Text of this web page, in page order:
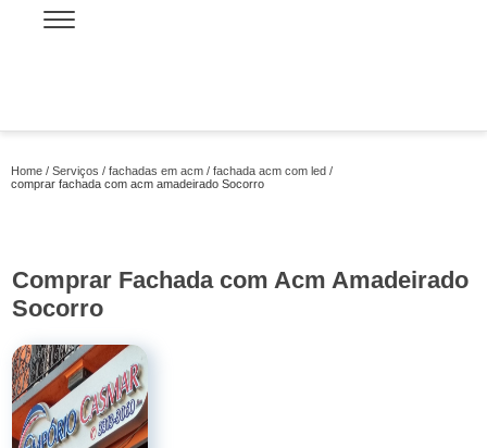
Home Serviços fachadas em acm
fachada acm com led
comprar fachada com acm amadeirado Socorro
Comprar Fachada com Acm Amadeirado
Socorro